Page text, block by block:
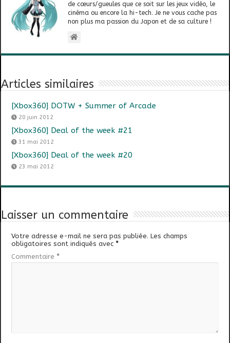
de cœurs/gueules que ce soit sur les jeux vidéo, le
cinéma ou encore la hi-tech. Je ne vous cache pas
non plus ma passion du Japon et de sa culture !
Articles similaires
[Xbox360] DOTW + Summer of Arcade
20 juin 2012
[Xbox360] Deal of the week #21
31 mai 2012
[Xbox360] Deal of the week #20
23 mai 2012
Laisser un commentaire
Votre adresse e-mail ne sera pas publiée. Les champs
obligatoires sont indiqués avec*
Commentaire *